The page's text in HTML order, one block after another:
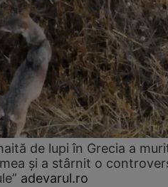
de lupi în Grecia a
și a stârnit o
adevarul.ro